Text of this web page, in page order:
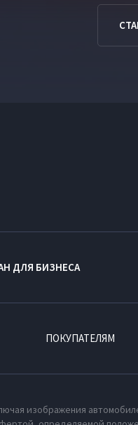
ДЛЯ БИЗНЕСА
ПОКУПАТЕЛЯМ
изображения